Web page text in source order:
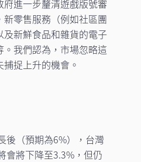
進一步釐清遊戲版號審
零售服務（例如社區團
新鮮食品和雜貨的電子
我們認為，市場忽略這
捉上升的機會。
後（預期為6%），台灣
會將下降至3.3%，但仍